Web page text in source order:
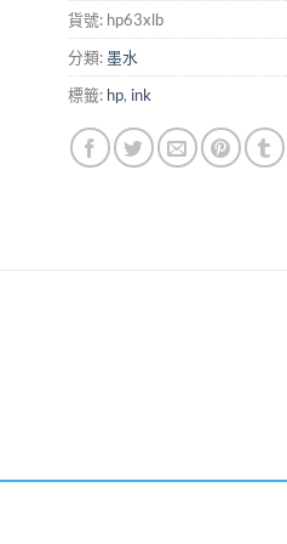
貨號: hp63xlb
分類:墨水
標籤: hp, ink